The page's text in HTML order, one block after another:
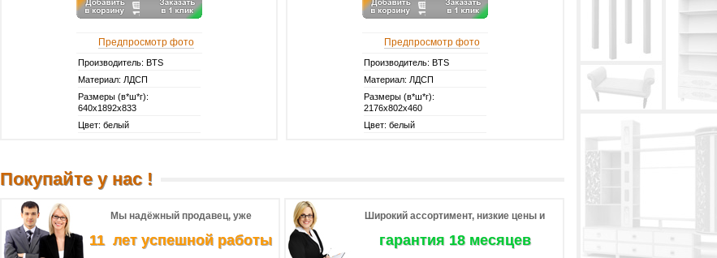
Предпросмотр фото
Производитель: BTS
Материал: ЛДСП
Размеры (в*ш*г):
640х1892х833
Цвет: белый
Предпросмотр фото
Производитель: BTS
Материал: ЛДСП
Размеры (в*ш*г):
2176х802х460
Цвет: белый
Покупайте у нас !
Мы надёжный продавец, уже
11 лет успешной работы
Широкий ассортимент, низкие цены и
гарантия 18 месяцев